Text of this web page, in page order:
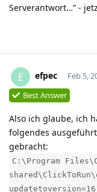
Serverantwort…” -
E efpec Feb 5,
Best Answer
Also ich glaube, ich
folgendes
gebracht:
C:\Program